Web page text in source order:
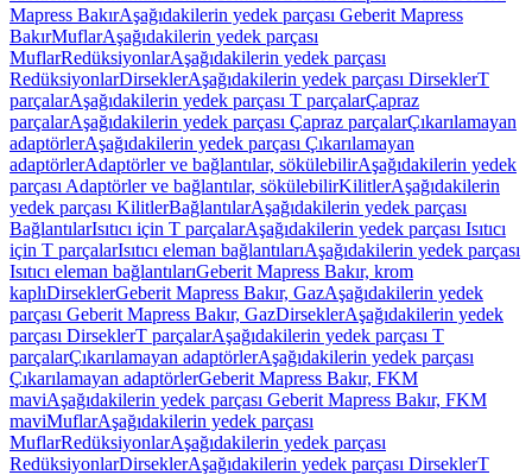
Mapress BakırAşağıdakilerin yedek parçası Geberit Mapress
BakırMuflarAşağıdakilerin yedek parçası
MuflarRedüksiyonlarAşağıdakilerin yedek parçası
RedüksiyonlarDirseklerAşağıdakilerin yedek parçası DirseklerT
parçalarAşağıdakilerin yedek parçası T parçalarÇapraz
parçalarAşağıdakilerin yedek parçası Çapraz parçalarÇıkarılamayan
adaptörlerAşağıdakilerin yedek parçası Çıkarılamayan
adaptörlerAdaptörler ve bağlantılar, sökülebilirAşağıdakilerin yedek
parçası Adaptörler ve bağlantılar, sökülebilirKilitlerAşağıdakilerin
yedek parçası KilitlerBağlantılarAşağıdakilerin yedek parçası
BağlantılarIsıtıcı için T parçalarAşağıdakilerin yedek parçası Isıtıcı
için T parçalarIsıtıcı eleman bağlantılarıAşağıdakilerin yedek parçası
Isıtıcı eleman bağlantılarıGeberit Mapress Bakır, krom
kaplıDirseklerGeberit Mapress Bakır, GazAşağıdakilerin yedek
parçası Geberit Mapress Bakır, GazDirseklerAşağıdakilerin yedek
parçası DirseklerT parçalarAşağıdakilerin yedek parçası T
parçalarÇıkarılamayan adaptörlerAşağıdakilerin yedek parçası
Çıkarılamayan adaptörlerGeberit Mapress Bakır, FKM
maviAşağıdakilerin yedek parçası Geberit Mapress Bakır, FKM
maviMuflarAşağıdakilerin yedek parçası
MuflarRedüksiyonlarAşağıdakilerin yedek parçası
RedüksiyonlarDirseklerAşağıdakilerin yedek parçası DirseklerT